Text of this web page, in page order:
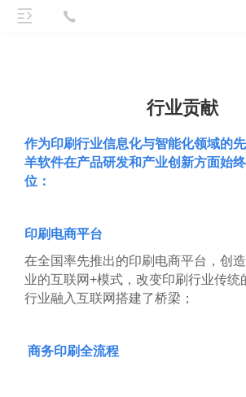
行业贡献
作为印刷行业信息化与智能化领域的
羊软件在产品研发和产业创新方面始
位：
印刷电商平台
在全国率先推出的印刷电商平台，创
业的互联网+模式，改变印刷行业传统
行业融入互联网搭建了桥梁；
商务印刷全流程